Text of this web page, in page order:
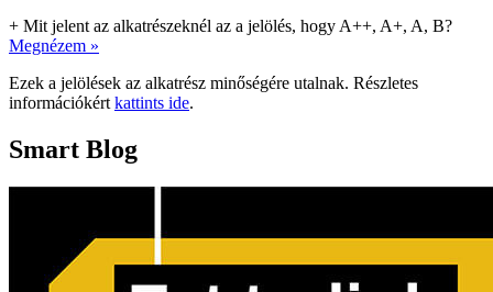
+ Mit jelent az alkatrészeknél az a jelölés, hogy A++, A+, A, B?
Megnézem »
Ezek a jelölések az alkatrész minőségére utalnak. Részletes
információkért kattints ide.
Smart Blog